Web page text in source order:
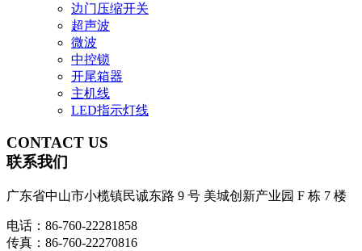
边门压缩开关
超声波
微波
中控锁
开尾箱器
主机线
LED指示灯线
CONTACT US
联系我们
广东省中山市小榄镇民诚东路 9 号 美城创新产业园 F 栋 7 楼
电话：86-760-22281858
传真：86-760-22270816